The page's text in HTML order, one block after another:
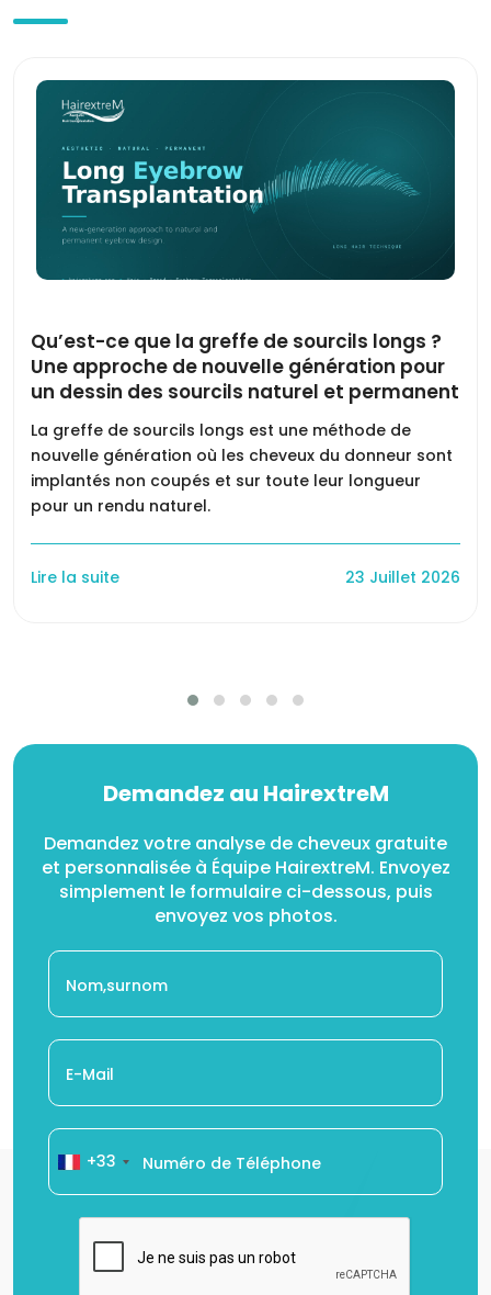
Qu’est-ce que la greffe de sourcils longs ?
Une approche de nouvelle génération pour
un dessin des sourcils naturel et permanent
La greffe de sourcils longs est une méthode de
nouvelle génération où les cheveux du donneur sont
implantés non coupés et sur toute leur longueur
pour un rendu naturel.
Lire la suite 23 Juillet 2026
Demandez au HairextreM
Demandez votre analyse de cheveux gratuite
et personnalisée à Équipe HairextreM. Envoyez
simplement le formulaire ci-dessous, puis
envoyez vos photos.
+33